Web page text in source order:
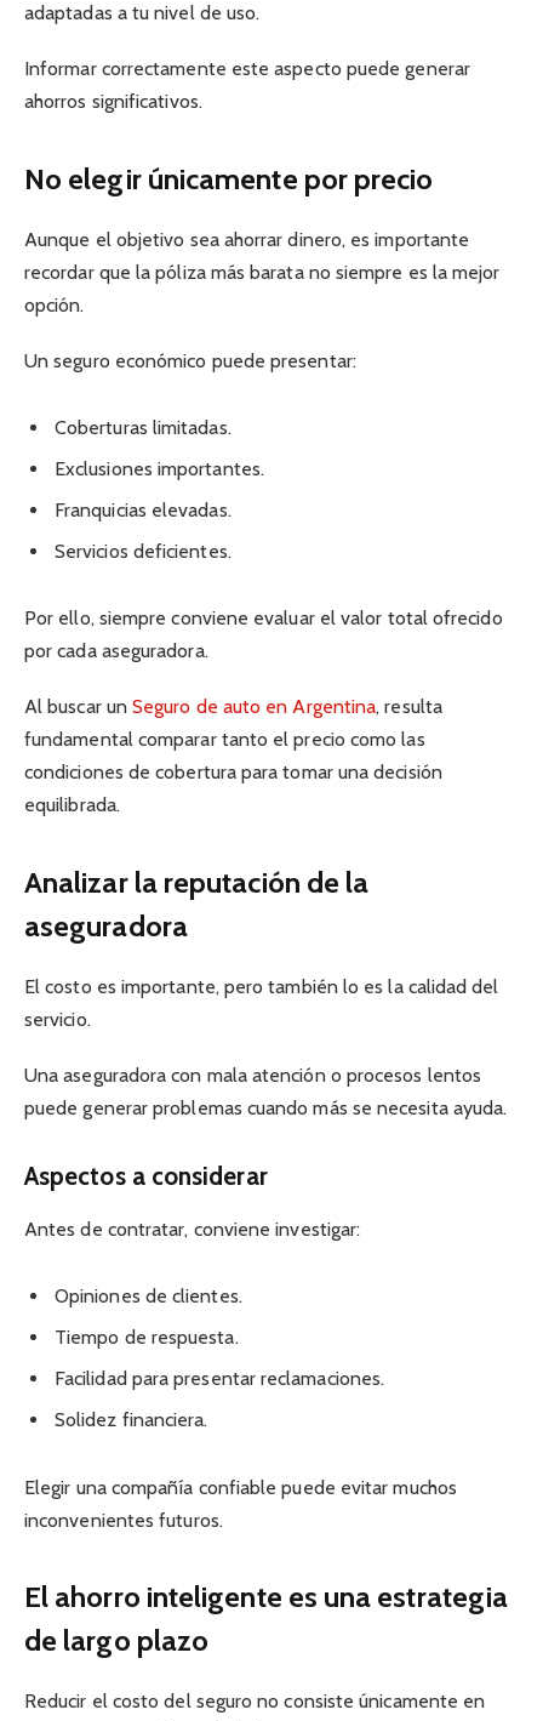
adaptadas a tu nivel de uso.
Informar correctamente este aspecto puede generar
ahorros significativos.
No elegir únicamente por precio
Aunque el objetivo sea ahorrar dinero, es importante
recordar que la póliza más barata no siempre es la mejor
opción.
Un seguro económico puede presentar:
Coberturas limitadas.
Exclusiones importantes.
Franquicias elevadas.
Servicios deficientes.
Por ello, siempre conviene evaluar el valor total ofrecido
por cada aseguradora.
Al buscar unSeguro de auto en Argentina, resulta
fundamental comparar tanto el precio como las
condiciones de cobertura para tomar una decisión
equilibrada.
Analizar la reputación de la
aseguradora
El costo es importante, pero también lo es la calidad del
servicio.
Una aseguradora con mala atención o procesos lentos
puede generar problemas cuando más se necesita ayuda.
Aspectos a considerar
Antes de contratar, conviene investigar:
Opiniones de clientes.
Tiempo de respuesta.
Facilidad para presentar reclamaciones.
Solidez financiera.
Elegir una compañía confiable puede evitar muchos
inconvenientes futuros.
El ahorro inteligente es una estrategia
de largo plazo
Reducir el costo del seguro no consiste únicamente en